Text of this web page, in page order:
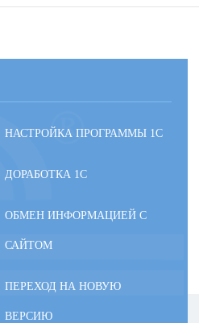
НАСТРОЙКА ПРОГРАММЫ 1С
ДОРАБОТКА 1С
ОБМЕН ИНФОРМАЦИЕЙ С
САЙТОМ
ПЕРЕХОД НА НОВУЮ
ВЕРСИЮ